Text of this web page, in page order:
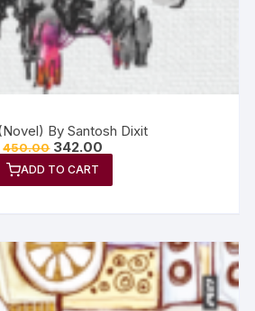
By Santosh Dixit
450.00 342.00
ADD TO CART